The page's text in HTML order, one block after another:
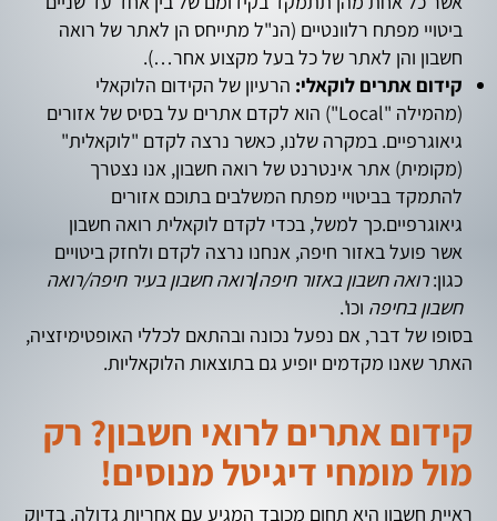
ביטויי מפתח רלוונטיים (הנ"ל מתייחס הן לאתר של רואה
חשבון והן לאתר של כל בעל מקצוע אחר…).
קידום אתרים לוקאלי: הרעיון של הקידום הלוקאלי
(מהמילה "Local") הוא לקדם אתרים על בסיס של אזורים
גיאוגרפיים. במקרה שלנו, כאשר נרצה לקדם "לוקאלית"
(מקומית) אתר אינטרנט של רואה חשבון, אנו נצטרך
להתמקד בביטויי מפתח המשלבים בתוכם אזורים
גיאוגרפיים.כך למשל, בכדי לקדם לוקאלית רואה חשבון
אשר פועל באזור חיפה, אנחנו נרצה לקדם ולחזק ביטויים
כגון:רואה חשבון באזור חיפה/רואה חשבון בעיר חיפה/רואה
חשבון בחיפה וכו'.
בסופו של דבר, אם נפעל נכונה ובהתאם לכללי האופטימיזציה,
האתר שאנו מקדמים יופיע גם בתוצאות הלוקאליות.
קידום אתרים לרואי חשבון? רק
מול מומחי דיגיטל מנוסים!
ראיית חשבון היא תחום מכובד המגיע עם אחריות גדולה. בדיוק